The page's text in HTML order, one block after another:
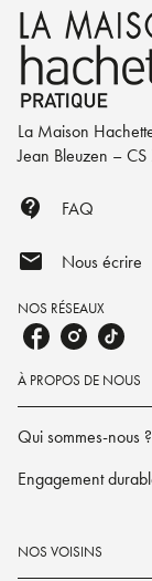
La Maison
Jean Bleuzen –
contact_support FAQ
mail Nous écrire
NOS RÉSEAUX
À PROPOS DE NOUS
Qui sommes-nous ?
Engagement
NOS VOISINS